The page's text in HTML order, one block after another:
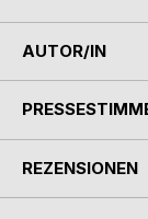
AUTOR/IN
REZENSIONEN